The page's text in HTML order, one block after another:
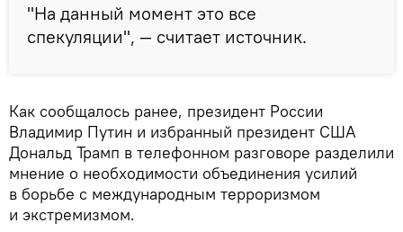
"На данный момент это все
спекуляции", — считает источник.
Как сообщалось ранее, президент России
Владимир Путин и избранный президент США
Дональд Трамп в телефонном разговоре разделили
мнение о необходимости объединения усилий
в борьбе с международным терроризмом
и экстремизмом.